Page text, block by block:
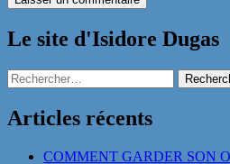
Le site d'Isidore Dugas
Rechercher :
Articles récents
COMMENT GARDER SON